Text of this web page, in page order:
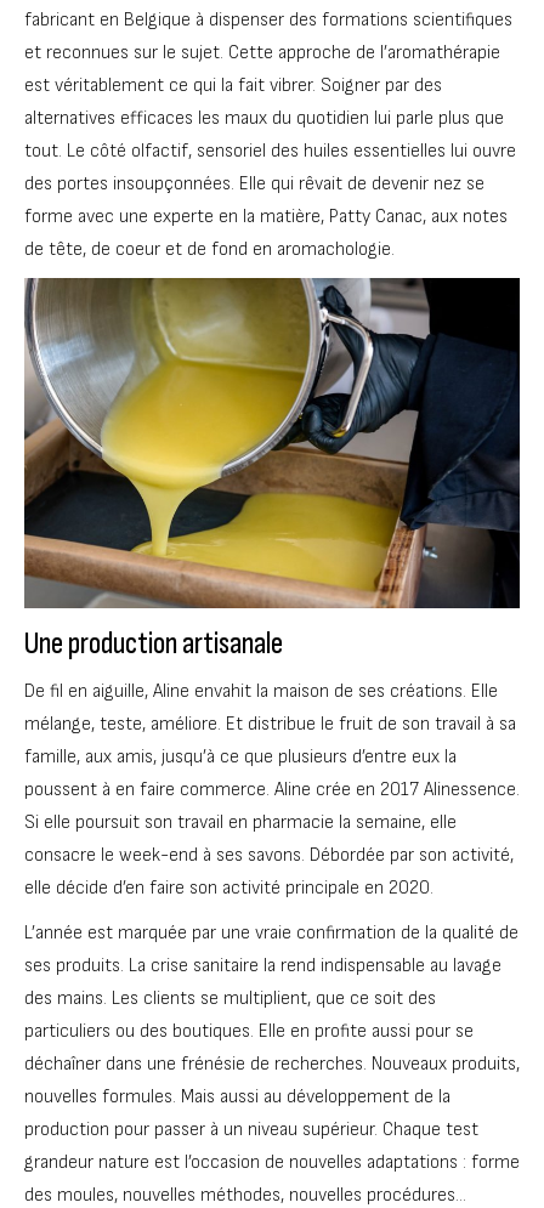
fabricant en Belgique à dispenser des formations scientifiques
et reconnues sur le sujet. Cette approche de l’aromathérapie
est véritablement ce qui la fait vibrer. Soigner par des
alternatives efficaces les maux du quotidien lui parle plus que
tout. Le côté olfactif, sensoriel des huiles essentielles lui ouvre
des portes insoupçonnées. Elle qui rêvait de devenir nez se
forme avec une experte en la matière, Patty Canac, aux notes
de tête, de coeur et de fond en aromachologie.
Une production artisanale
De fil en aiguille, Aline envahit la maison de ses créations. Elle
mélange, teste, améliore. Et distribue le fruit de son travail à sa
famille, aux amis, jusqu’à ce que plusieurs d’entre eux la
poussent à en faire commerce. Aline crée en 2017 Alinessence.
Si elle poursuit son travail en pharmacie la semaine, elle
consacre le week-end à ses savons. Débordée par son activité,
elle décide d’en faire son activité principale en 2020.
L’année est marquée par une vraie confirmation de la qualité de
ses produits. La crise sanitaire la rend indispensable au lavage
des mains. Les clients se multiplient, que ce soit des
particuliers ou des boutiques. Elle en profite aussi pour se
déchaîner dans une frénésie de recherches. Nouveaux produits,
nouvelles formules. Mais aussi au développement de la
production pour passer à un niveau supérieur. Chaque test
grandeur nature est l’occasion de nouvelles adaptations : forme
des moules, nouvelles méthodes, nouvelles procédures…